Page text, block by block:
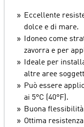
Eccellente
dolce e di mare.
Idoneo come
zavorra e per
Ideale per
altre aree
Può essere
ai 5°C (40°F).
Buona
Ottima